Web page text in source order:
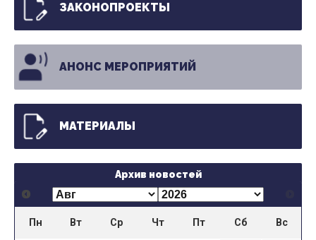
ЗАКОНОПРОЕКТЫ
АНОНС МЕРОПРИЯТИЙ
МАТЕРИАЛЫ
Архив новостей
Пн Вт Ср Чт Пт Сб Вс